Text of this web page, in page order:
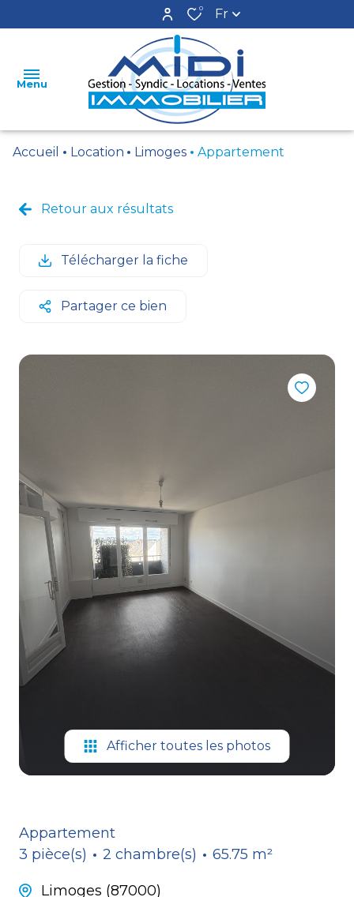
0 Fr
Menu
LOCATIONS
ESTIMATION
GESTION
Accueil Location Limoges Appartement
Retour aux résultats
Télécharger la fiche
Partager ce bien
Afficher toutes les photos
Appartement
3 pièce(s)
2 chambre(s) 65.75 m²
Limoges (87000)